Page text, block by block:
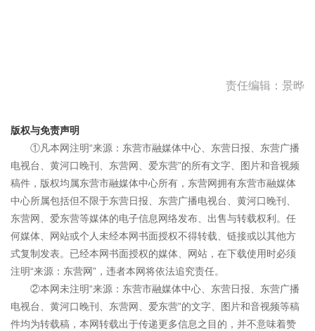
责任编辑：景晔
版权与免责声明
①凡本网注明“来源：东营市融媒体中心、东营日报、东营广播
电视台、黄河口晚刊、东营网、爱东营”的所有文字、图片和音视频
稿件，版权均属东营市融媒体中心所有，东营网拥有东营市融媒体
中心所属包括但不限于东营日报、东营广播电视台、黄河口晚刊、
东营网、爱东营等媒体的电子信息网络发布、出售与转载权利。任
何媒体、网站或个人未经本网书面授权不得转载、链接或以其他方
式复制发表。已经本网书面授权的媒体、网站，在下载使用时必须
注明“来源：东营网”，违者本网将依法追究责任。
②本网未注明“来源：东营市融媒体中心、东营日报、东营广播
电视台、黄河口晚刊、东营网、爱东营”的文字、图片和音视频等稿
件均为转载稿，本网转载出于传递更多信息之目的，并不意味着赞